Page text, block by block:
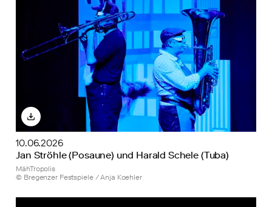
10.06.2026
Jan Ströhle (Posaune) und Harald Schele (Tuba)
MähTropolis
© Bregenzer Festspiele / Anja Koehler